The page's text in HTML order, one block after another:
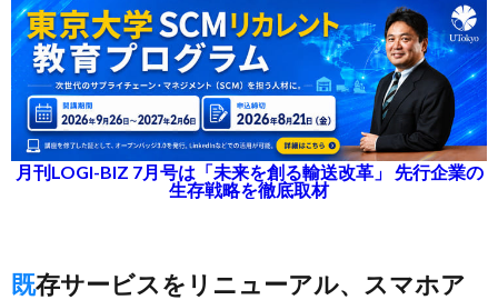
月刊LOGI-BIZ 7月号は「未来を創る輸送改革」 先行企業の
生存戦略を徹底取材
既存サービスをリニューアル、スマホア